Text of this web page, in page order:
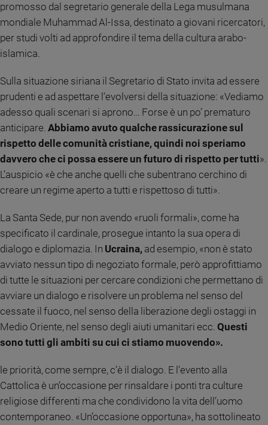
inclusione
Costume
e
2026
Cinema,
Tv
e
ed
educazione
Genitori
e
figli
Nonni
Coppia
Scuola
Adolescenza
promosso dal segretario generale della Lega musulmana
mondiale Muhammad Al-Issa, destinato a giovani ricercatori,
per studi volti ad approfondire il tema della cultura arabo-
islamica.
Sulla situazione siriana il Segretario di Stato invita ad essere
prudenti e ad aspettare l’evolversi della situazione: «Vediamo
adesso quali scenari si aprono… Forse è un po’ prematuro
anticipare. Abbiamo avuto qualche rassicurazione sul
rispetto delle comunità cristiane, quindi noi speriamo
davvero che ci possa essere un futuro di rispetto per tutti».
L’auspicio «è che anche quelli che subentrano cerchino di
creare un regime aperto a tutti e rispettoso di tutti».
La Santa Sede, pur non avendo «ruoli formali», come ha
specificato il cardinale, prosegue intanto la sua opera di
dialogo e diplomazia. In Ucraina, ad esempio, «non è stato
avviato nessun tipo di negoziato formale, però approfittiamo
di tutte le situazioni per cercare condizioni che permettano di
avviare un dialogo e risolvere un problema nel senso del
cessate il fuoco, nel senso della liberazione degli ostaggi in
Medio Oriente, nel senso degli aiuti umanitari ecc. Questi
sono tutti gli ambiti su cui ci stiamo muovendo».
le priorità, come sempre, c’è il dialogo. E l’evento alla
Cattolica è un’occasione per rinsaldare i ponti tra culture
religiose differenti ma che condividono la vita dell’uomo
contemporaneo. «Un’occasione opportuna», ha sottolineato